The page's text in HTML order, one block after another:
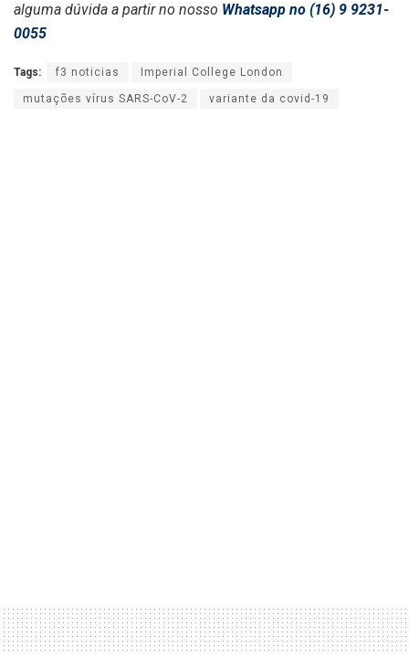
alguma dúvida a partir no nosso Whatsapp no (16) 9 9231-
0055
Tags: f3 noticias Imperial College London
mutações vírus SARS-CoV-2 variante da covid-19